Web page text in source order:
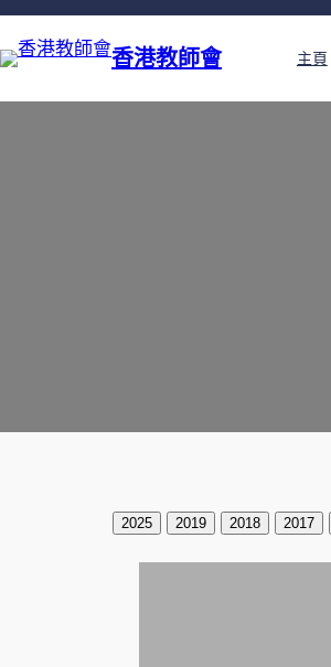
香港教師會 主頁
2025 2019 2018 2017